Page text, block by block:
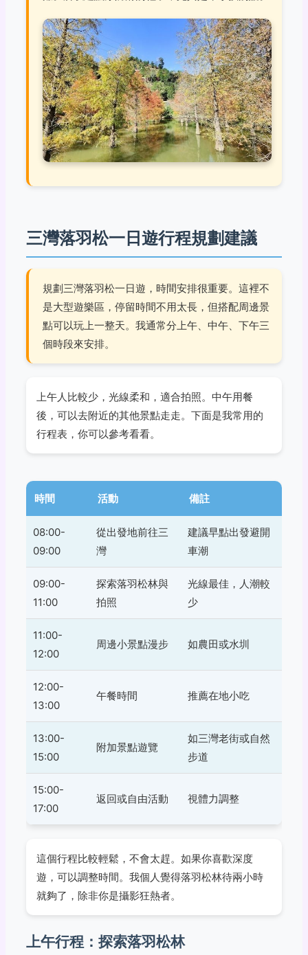
三灣落羽松一日遊行程規劃建議
規劃三灣落羽松一日遊，時間安排很重要。這裡不
是大型遊樂區，停留時間不用太長，但搭配周邊景
點可以玩上一整天。我通常分上午、中午、下午三
個時段來安排。
上午人比較少，光線柔和，適合拍照。中午用餐
後，可以去附近的其他景點走走。下面是我常用的
行程表，你可以參考看看。
時間 活動 備註
08:00-
09:00
從出發地前往三
灣
建議早點出發避開
車潮
09:00-
11:00
探索落羽松林與
拍照
光線最佳，人潮較
少
11:00-
12:00
周邊小景點漫步 如農田或水圳
12:00-
13:00
午餐時間 推薦在地小吃
13:00-
15:00
附加景點遊覽
如三灣老街或自然
步道
15:00-
17:00
返回或自由活動 視體力調整
這個行程比較輕鬆，不會太趕。如果你喜歡深度
遊，可以調整時間。我個人覺得落羽松林待兩小時
就夠了，除非你是攝影狂熱者。
上午行程：探索落羽松林